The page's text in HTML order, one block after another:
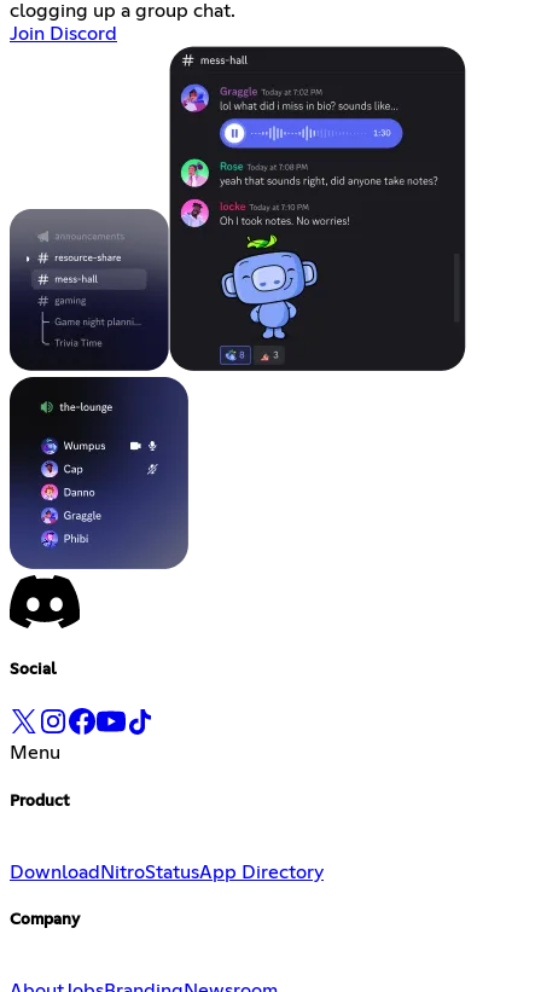
clogging up a group chat.
Join Discord
Social
Menu
Product
Download NitroStatusApp Directory
Company